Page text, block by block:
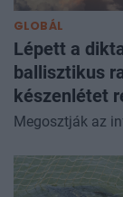
GLOBÁL
Lépett a
ballisztikus
készenlétet
Megosztják az